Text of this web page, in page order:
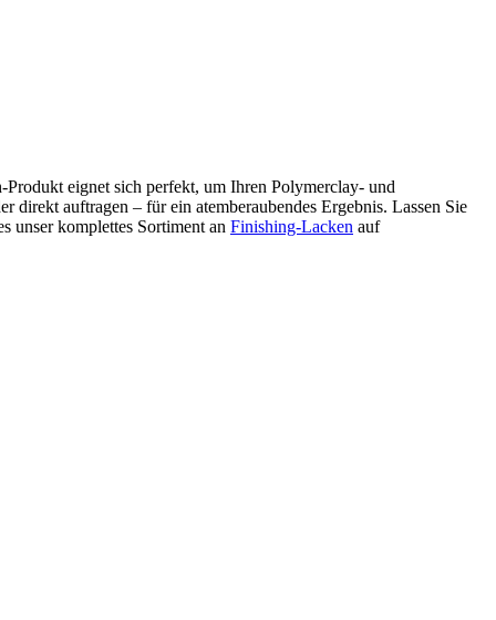
eignet sich perfekt, um Ihren Polymerclay- und
auftragen – für ein atemberaubendes Ergebnis. Lassen Sie
unser komplettes Sortiment an Finishing-Lacken auf